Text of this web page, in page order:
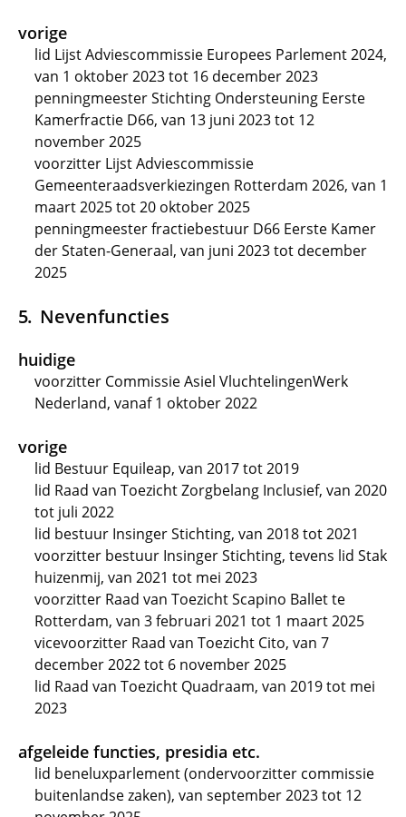
vorige
lid Lijst Adviescommissie Europees Parlement 2024,
van 1 oktober 2023 tot 16 december 2023
penningmeester Stichting Ondersteuning Eerste
Kamerfractie D66, van 13 juni 2023 tot 12
november 2025
voorzitter Lijst Adviescommissie
Gemeenteraadsverkiezingen Rotterdam 2026, van 1
maart 2025 tot 20 oktober 2025
penningmeester fractiebestuur D66 Eerste Kamer
der Staten-Generaal, van juni 2023 tot december
2025
Nevenfuncties
huidige
voorzitter Commissie Asiel VluchtelingenWerk
Nederland, vanaf 1 oktober 2022
vorige
lid Bestuur Equileap, van 2017 tot 2019
lid Raad van Toezicht Zorgbelang Inclusief, van 2020
tot juli 2022
lid bestuur Insinger Stichting, van 2018 tot 2021
voorzitter bestuur Insinger Stichting, tevens lid Stak
huizenmij, van 2021 tot mei 2023
voorzitter Raad van Toezicht Scapino Ballet te
Rotterdam, van 3 februari 2021 tot 1 maart 2025
vicevoorzitter Raad van Toezicht Cito, van 7
december 2022 tot 6 november 2025
lid Raad van Toezicht Quadraam, van 2019 tot mei
2023
afgeleide functies, presidia etc.
lid beneluxparlement (ondervoorzitter commissie
buitenlandse zaken), van september 2023 tot 12